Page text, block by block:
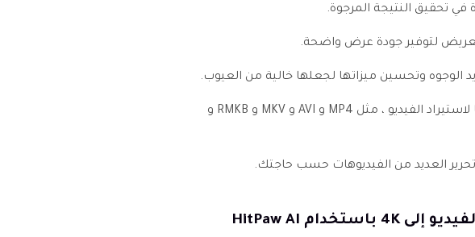
لتوفير جودة عرض واضحة.
الوجوه وتحسين ميزاتها لجعلها خالية من العيوب.
وهو يدعم أكثر من 30 تنسيقًا لاستيراد الفيديو ، مثل MP4 و AVI و MKV و RMKB و
العديد من الفيديوهات حسب حاجتك.
تعرف على كيفية تحسين الفيديو إلى 4K باستخدام HitPaw AI